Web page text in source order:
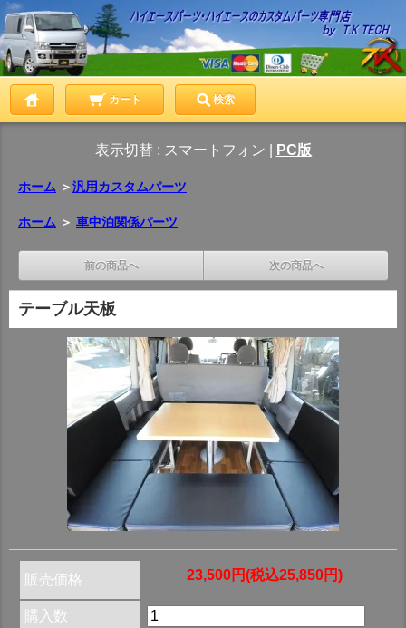
カート 検索
表示切替 : スマートフォン PC版
ホーム ＞汎用カスタムパーツ
ホーム ＞ 車中泊関係パーツ
前の商品へ 次の商品へ
テーブル天板
販売価格 23,500円(税込25,850円)
購入数